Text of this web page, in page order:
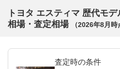
トヨタ エスティマ 歴代モ
相場・査定相場
（2026年8月 時
査定時の条件